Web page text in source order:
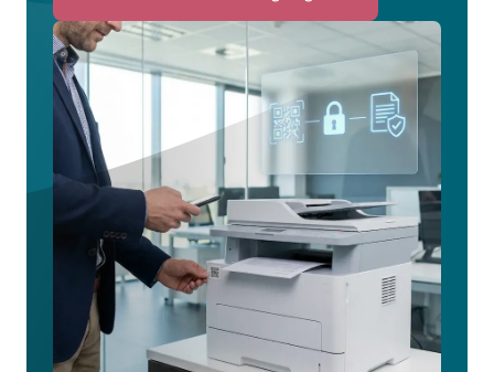
to
Descubra
Pull
Printing